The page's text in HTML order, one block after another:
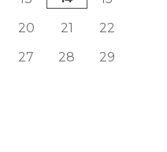
20 21
22
27 28
29